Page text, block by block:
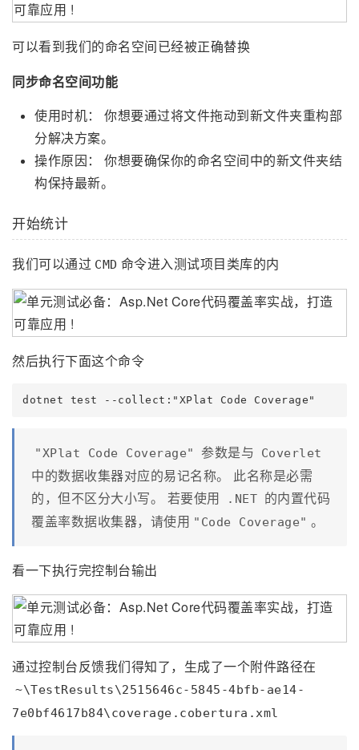
可以看到我们的命名空间已经被正确替换
同步命名空间功能
使用时机： 你想要通过将文件拖动到新文件夹重构部
分解决方案。
操作原因： 你想要确保你的命名空间中的新文件夹结
构保持最新。
开始统计
我们可以通过 CMD 命令进入测试项目类库的内
然后执行下面这个命令
"XPlat Code Coverage" 参数是与 Coverlet
中的数据收集器对应的易记名称。 此名称是必需
的，但不区分大小写。 若要使用
.NET 的内置代码
覆盖率数据收集器，请使用 "Code Coverage" 。
看一下执行完控制台输出
通过控制台反馈我们得知了，生成了一个附件路径在
~\TestResults\2515646c-5845-4bfb-ae14-
7e0bf4617b84\coverage.cobertura.xml